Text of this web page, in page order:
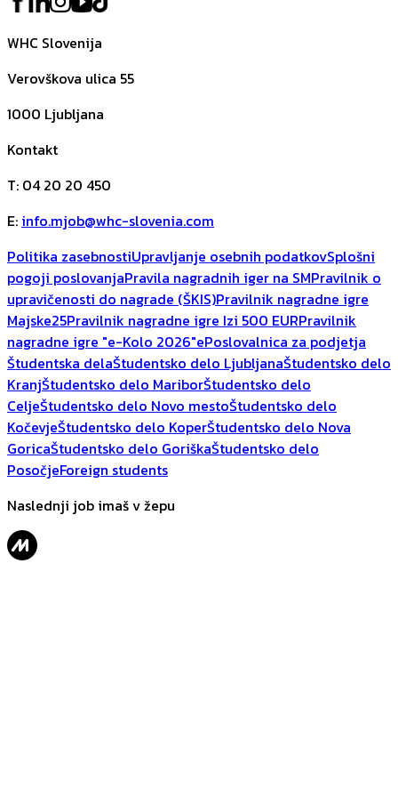
WHC Slovenija
Verovškova ulica 55
1000 Ljubljana
Kontakt
T: 04 20 20 450
E: info.mjob@whc-slovenia.com
Politika zasebnostiUpravljanje osebnih podatkovSplošni
pogoji poslovanjaPravila nagradnih iger na SMPravilnik o
upravičenosti do nagrade (ŠKIS)Pravilnik nagradne igre
Majske25Pravilnik nagradne igre Izi 500 EURPravilnik
nagradne igre "e-Kolo 2026"ePoslovalnica za podjetja
Študentska delaŠtudentsko delo LjubljanaŠtudentsko delo
KranjŠtudentsko delo MariborŠtudentsko delo
CeljeŠtudentsko delo Novo mestoŠtudentsko delo
KočevjeŠtudentsko delo KoperŠtudentsko delo Nova
GoricaŠtudentsko delo GoriškaŠtudentsko delo
PosočjeForeign students
Naslednji job imaš v žepu